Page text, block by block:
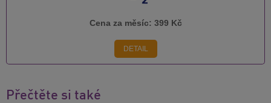
Cena za měsíc: 399 Kč
DETAIL
Přečtěte si také